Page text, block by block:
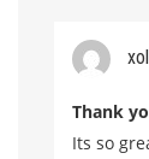
Thank
Its so